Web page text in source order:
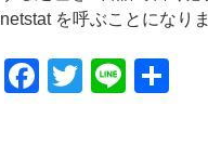
netstat を呼ぶことになり
F
T
Li